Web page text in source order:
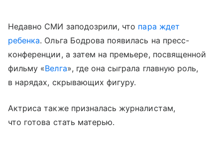
Недавно СМИ заподозрили, что пара ждет
ребенка. Ольга Бодрова появилась на пресс-
конференции, а затем на премьере, посвященной
фильму «Велга», где она сыграла главную роль,
в нарядах, скрывающих фигуру.
Актриса также призналась журналистам,
что готова стать матерью.